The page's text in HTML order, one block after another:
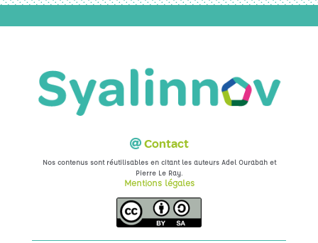
Contact
Nos contenus sont réutilisables en citant les auteurs Adel Ourabah et
Pierre Le Ray.
Mentions légales